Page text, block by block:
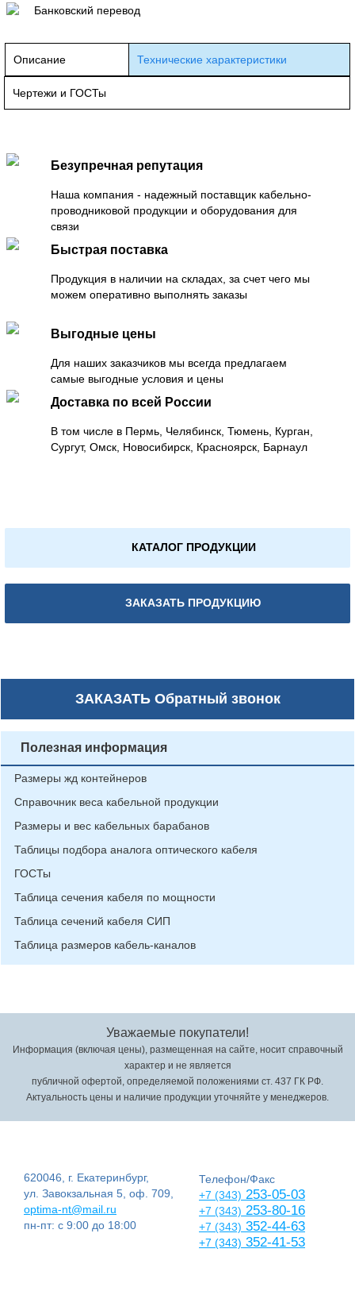
Банковский перевод
Описание Технические характеристики
Чертежи и ГОСТы
Безупречная репутация
Наша компания - надежный поставщик кабельно-
проводниковой продукции и оборудования для
связи
Быстрая поставка
Продукция в наличии на складах, за счет чего мы
можем оперативно выполнять заказы
Выгодные цены
Для наших заказчиков мы всегда предлагаем
самые выгодные условия и цены
Доставка по всей России
В том числе в Пермь, Челябинск, Тюмень, Курган,
Сургут, Омск, Новосибирск, Красноярск, Барнаул
КАТАЛОГ ПРОДУКЦИИ
ЗАКАЗАТЬ ПРОДУКЦИЮ
ЗАКАЗАТЬОбратный звонок
Полезная информация
Размеры жд контейнеров
Справочник веса кабельной продукции
Размеры и вес кабельных барабанов
Таблицы подбора аналога оптического кабеля
ГОСТы
Таблица сечения кабеля по мощности
Таблица сечений кабеля СИП
Таблица размеров кабель-каналов
Уважаемые покупатели!
Информация (включая цены), размещенная на сайте, носит справочный
характер и не является
публичной офертой, определяемой положениями ст. 437 ГК РФ.
Актуальность цены и наличие продукции уточняйте у менеджеров.
620046, г. Екатеринбург,
ул. Завокзальная 5, оф. 709,
optima-nt@mail.ru
пн-пт: с 9:00 до 18:00
Телефон/Факс
+7 (343) 253-05-03
+7 (343) 253-80-16
+7 (343) 352-44-63
+7 (343) 352-41-53